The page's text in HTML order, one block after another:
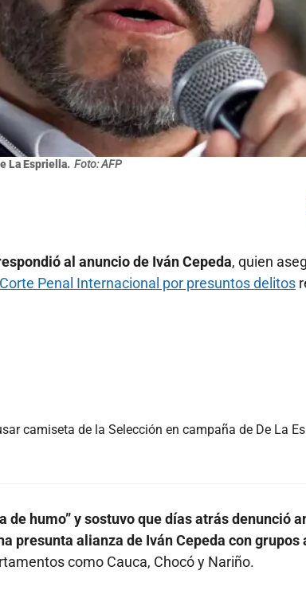
La Espriella. Foto: AFP
al anuncio de Iván Cepeda, quien
Penal Internacional por presuntos delitos
camiseta de la Selección en campaña de De La
de humo” y sostuvo que días atrás denunció
presunta alianza de Iván Cepeda con grupos
como Cauca, Chocó y Nariño.